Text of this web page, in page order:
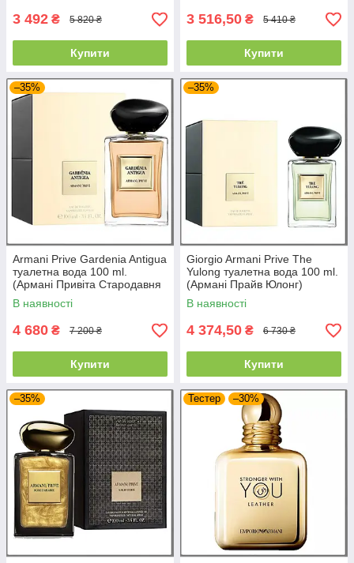
3 492 ₴ 5 820 ₴
Купити
3 516,50 ₴ 5 410 ₴
Купити
–35%
Armani Prive Gardenia Antigua
туалетна вода 100 ml.
(Армані Привіта Стародавня
Гарденія)
В наявності
4 680 ₴ 7 200 ₴
Купити
–35%
Giorgio Armani Prive The
Yulong туалетна вода 100 ml.
(Армані Прайв Юлонг)
В наявності
4 374,50 ₴ 6 730 ₴
Купити
–35% Тестер –30%